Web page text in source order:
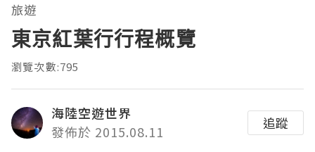
旅遊
東京紅葉行行程概覽
瀏覽次數:795
海陸空遊世界
發佈於 2015.08.11
追蹤